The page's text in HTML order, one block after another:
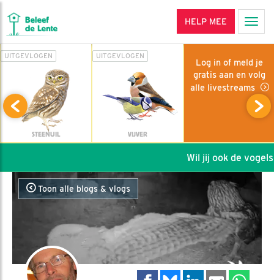
HELP MEE
UITGEVLOGEN
STEENUIL
UITGEVLOGEN
VIJVER
Log in of meld je
gratis aan en volg
alle livestreams
Wil jij ook de
Toon alle blogs & vlogs